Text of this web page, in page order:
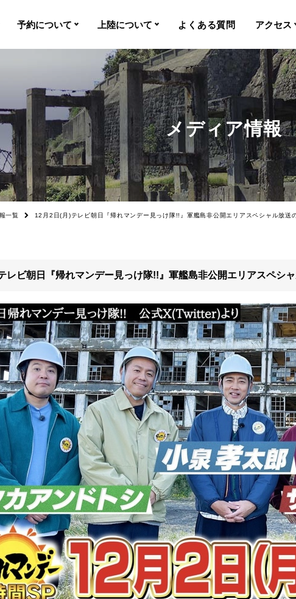
ミュ
予約について
予約特典・サービス
注意事項
誓約書
カスタマーハラスメ
ントについて
空席照会
障害者割引
団体(15名以上)のお
客様
予約済みのお客様
上陸について
上陸基準
上陸不可時
欠航時
上陸率
よくある質問 アクセス
常盤港
メディア情報
一覧 12月2日(月)テレビ朝日『帰れマンデー見っけ隊!!』軍艦島非公開エリアスペシャル放送
レビ朝日『帰れマンデー見っけ隊!!』軍艦島非公開エリアスペシ
午前便
9:00～
10:00～10:15
10:15～
10:30頃
11:35～12:20
13:05頃
※上陸不可時12:15頃
ください。